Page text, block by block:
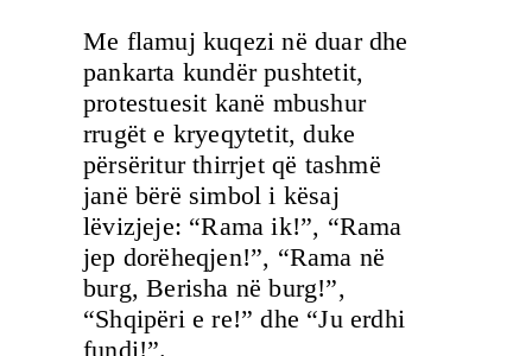
Me flamuj kuqezi në duar dhe
pankarta kundër pushtetit,
protestuesit kanë mbushur
rrugët e kryeqytetit, duke
përsëritur thirrjet që tashmë
janë bërë simbol i kësaj
lëvizjeje: “Rama ik!”, “Rama
jep dorëheqjen!”, “Rama në
burg, Berisha në burg!”,
“Shqipëri e re!” dhe “Ju erdhi
fundi!”.